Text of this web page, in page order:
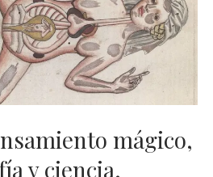
mágico,
y ciencia.